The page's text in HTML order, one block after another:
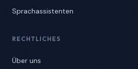
Sprachassistenten
RECHTLICHES
Über uns